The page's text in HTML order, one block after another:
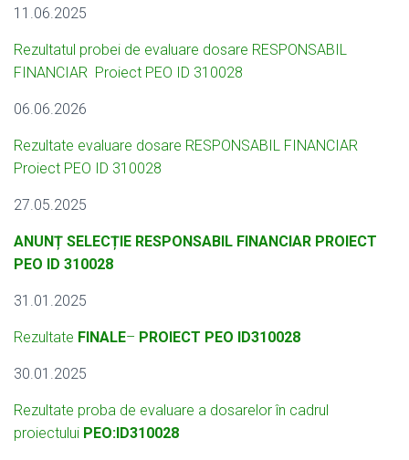
11.06.2025
Rezultatul probei de evaluare dosare RESPONSABIL
FINANCIAR Proiect PEO ID 310028
06.06.2026
Rezultate evaluare dosare RESPONSABIL FINANCIAR
Proiect PEO ID 310028
27.05.2025
ANUNȚ SELECȚIE RESPONSABIL FINANCIAR PROIECT
PEO ID 310028
31.01.2025
Rezultate FINALE– PROIECT PEO ID310028
30.01.2025
Rezultate proba de evaluare a dosarelor în cadrul
proiectului PEO:ID310028